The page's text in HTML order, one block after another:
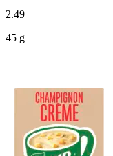
2.49
45 g